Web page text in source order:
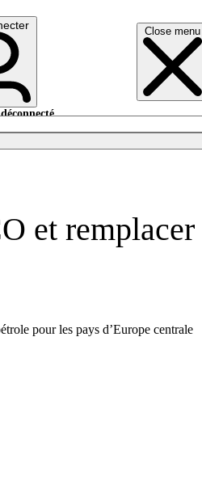
Close menu
et remplacer
pour les pays d’Europe centrale